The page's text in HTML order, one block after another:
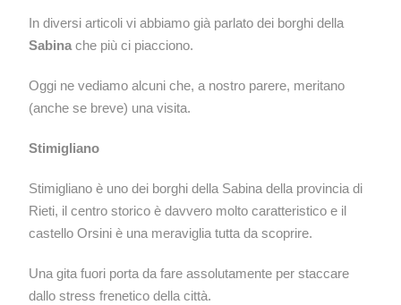
In diversi articoli vi abbiamo già parlato dei borghi della
Sabina che più ci piacciono.
Oggi ne vediamo alcuni che, a nostro parere, meritano
(anche se breve) una visita.
Stimigliano
Stimigliano è uno dei borghi della Sabina della provincia di
Rieti, il centro storico è davvero molto caratteristico e il
castello Orsini è una meraviglia tutta da scoprire.
Una gita fuori porta da fare assolutamente per staccare
dallo stress frenetico della città.